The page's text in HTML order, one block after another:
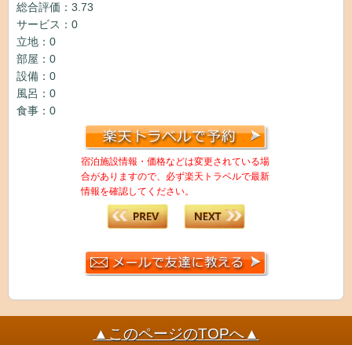
総合評価：3.73
サービス：0
立地：0
部屋：0
設備：0
風呂：0
食事：0
宿泊施設情報・価格などは変更されている場
合がありますので、必ず楽天トラベルで最新
情報を確認してください。
▲このページのTOPへ▲